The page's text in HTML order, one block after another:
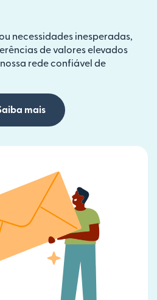
necessidades inesperadas,
de valores elevados
rede confiável de
mais